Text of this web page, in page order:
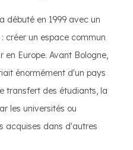
a débuté en 1999 avec un
créer un espace commun
en Europe. Avant Bologne,
énormément d'un pays
transfert des étudiants, la
les universités ou
acquises dans d'autres